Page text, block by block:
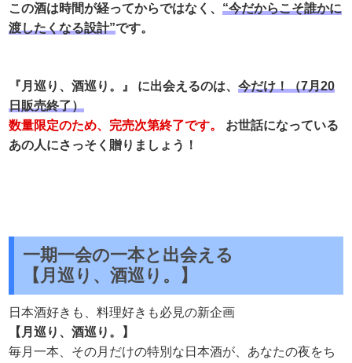
この酒は時間が経ってからではなく、“今だからこそ誰かに
渡したくなる設計”です。
『月巡り、酒巡り。』 に出会えるのは、今だけ！（7月20
日販売終了）
数量限定のため、完売次第終了です。
お世話になっている
あの人にさっそく贈りましょう！
一期一会の一本と出会える
【月巡り、酒巡り。】
日本酒好きも、料理好きも必見の新企画
【月巡り、酒巡り。】
毎月一本、その月だけの特別な日本酒が、あなたの夜をち